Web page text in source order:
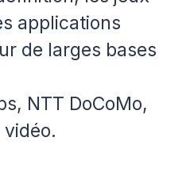
applications
de larges bases
NTT DoCoMo,